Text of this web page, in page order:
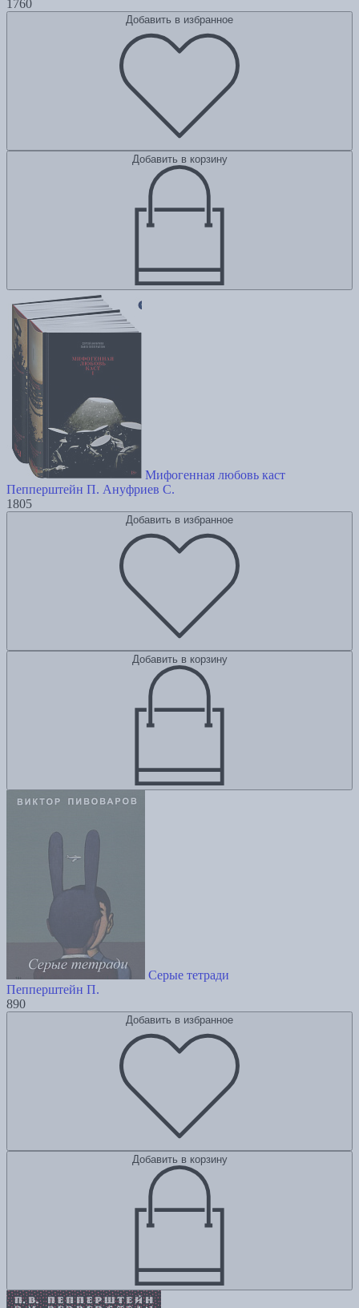
1760
Добавить в избранное
Добавить в корзину
Мифогенная любовь каст
Пепперштейн П. Ануфриев С.
1805
Добавить в избранное
Добавить в корзину
Серые тетради
Пепперштейн П.
890
Добавить в избранное
Добавить в корзину